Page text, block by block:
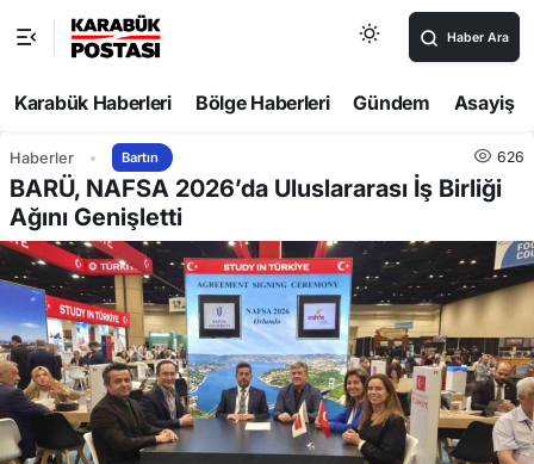
Haber Ara
Karabük Haberleri Bölge Haberleri Gündem Asayiş
Haberler Bartın 626
BARÜ, NAFSA 2026’da Uluslararası İş Birliği
Ağını Genişletti